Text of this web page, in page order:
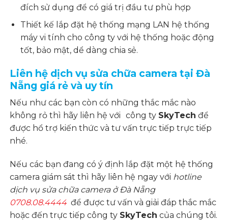
đích sử dụng để có giá trị đầu tư phù hợp
Thiết kế lắp đặt hệ thống mạng LAN hệ thống
máy vi tính cho công ty với hệ thống hoặc động
tốt, bảo mật, dể dàng chia sẻ.
Liên hệ dịch vụ sửa chữa camera tại Đà
Nẵng giá rẻ và uy tín
Nếu như các bạn còn có những thắc mắc nào
không rỏ thì hãy liên hệ với
công ty SkyTech để
được hổ trợ kiến thức và tư vấn trực tiếp trực tiếp
nhé.
Nếu các bạn đang có ý định lắp đặt một hệ thống
camera giám sát thì hãy liên hệ ngay với hotline
dịch vụ sửa chữa camera ở Đà Nẵng
0708.08.4444 để được tư vấn và giải đáp thắc mắc
hoặc đến trực tiếp công ty SkyTech của chúng tôi.